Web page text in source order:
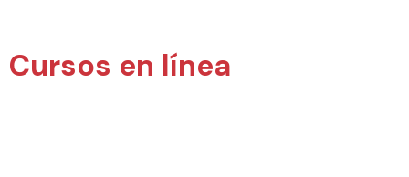
Cursos en línea